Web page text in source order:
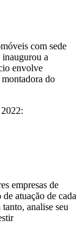
com sede
a
envolve
do
empresas de
atuação de cada
analise seu